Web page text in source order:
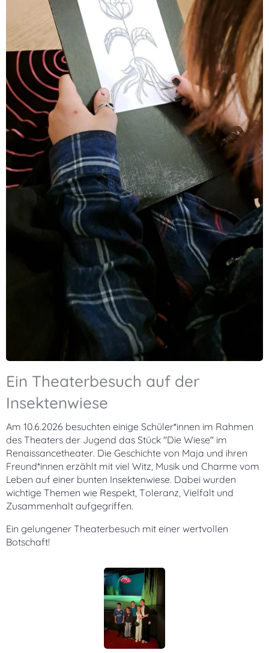
Ein Theaterbesuch auf der
Insektenwiese
Am 10.6.2026 besuchten einige Schüler*innen im Rahmen
des Theaters der Jugend das Stück "Die Wiese" im
Renaissancetheater. Die Geschichte von Maja und ihren
Freund*innen erzählt mit viel Witz, Musik und Charme vom
Leben auf einer bunten Insektenwiese. Dabei wurden
wichtige Themen wie Respekt, Toleranz, Vielfalt und
Zusammenhalt aufgegriffen.
Ein gelungener Theaterbesuch mit einer wertvollen
Botschaft!